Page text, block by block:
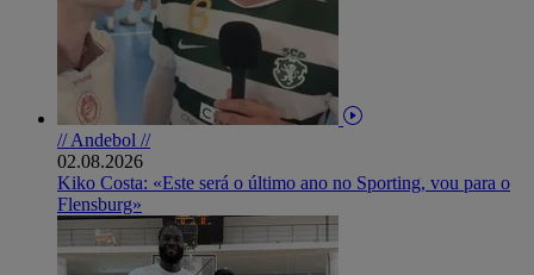
// Andebol //
02.08.2026
Kiko Costa: «Este será o último ano no Sporting, vou para o
Flensburg»